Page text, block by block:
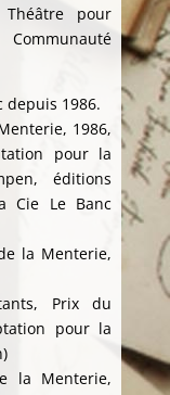
pour
depuis 1986.
1986,
pour la
éditions
Cie Le Banc
la Menterie,
Prix du
pour la
la Menterie,